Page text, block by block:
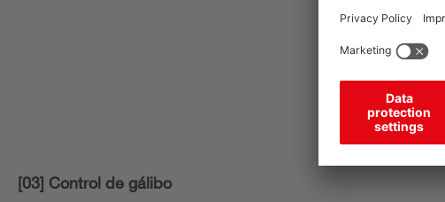
[03] Control de gálibo